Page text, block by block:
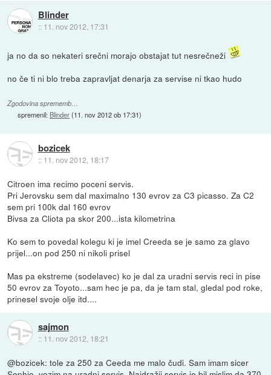
Blinder
:: 11. nov 2012, 17:31
ja no da so nekateri srečni morajo obstajat tut nesrečneži
no če ti ni blo treba zapravljat denarja za servise ni tkao hudo
Zgodovina sprememb…
spremenil: Blinder(11. nov 2012 ob 17:31)
bozicek
:: 11. nov 2012, 18:17
Citroen ima recimo poceni servis.
Pri Jerovsku sem dal maximalno 130 evrov za C3 picasso. Za C2
sem pri 100k dal 160 evrov
Bivsa za Cliota pa skor 200...ista kilometrina
Ko sem to povedal kolegu ki je imel Creeda se je samo za glavo
prijel...on pod 250 ni nikoli prisel
Mas pa ekstreme (sodelavec) ko je dal za uradni servis reci in pise
50 evrov za Toyoto...sam hec je pa, da je tam stal, gledal pod roke,
prinesel svoje olje itd....
sajmon
:: 11. nov 2012, 18:21
@bozicek: tole za 250 za Ceeda me malo čudi. Sam imam sicer